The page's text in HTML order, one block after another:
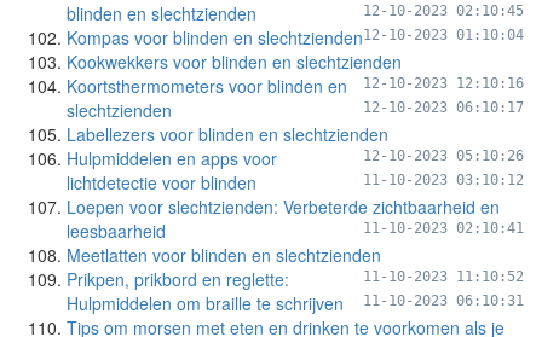
blinden en slechtzienden
12-10-2023 02:10:45
Kompas voor blinden en slechtzienden12-10-2023 01:10:04
Kookwekkers voor blinden en slechtzienden
12-10-2023 12:10:16
Koortsthermometers voor blinden en
slechtzienden
12-10-2023 06:10:17
Labellezers voor blinden en slechtzienden
12-10-2023 05:10:26
Hulpmiddelen en apps voor
lichtdetectie voor blinden
11-10-2023 03:10:12
Loepen voor slechtzienden: Verbeterde zichtbaarheid en
leesbaarheid
11-10-2023 02:10:41
Meetlatten voor blinden en slechtzienden
11-10-2023 11:10:52
Prikpen, prikbord en reglette:
Hulpmiddelen om braille te schrijven
11-10-2023 06:10:31
Tips om morsen met eten en drinken te voorkomen als je